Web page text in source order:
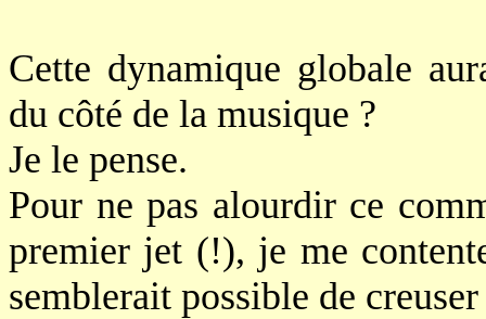
Cette dynamique globale
du côté de la musique ?
Je le pense.
Pour ne pas alourdir ce
premier jet (!), je me
semblerait possible de